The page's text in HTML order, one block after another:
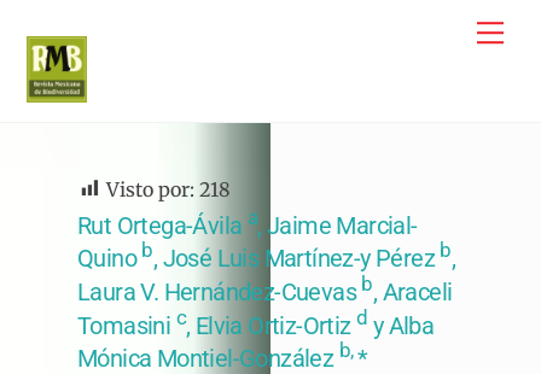
content
Visto por: 218
Rut Ortega-Ávila a, Jaime Marcial-
Quino b, José Luis Martínez-y Pérez b,
Laura V. Hernández-Cuevas b, Araceli
Tomasini c, Elvia Ortiz-Ortizd y Alba
Mónica Montiel-González b,*